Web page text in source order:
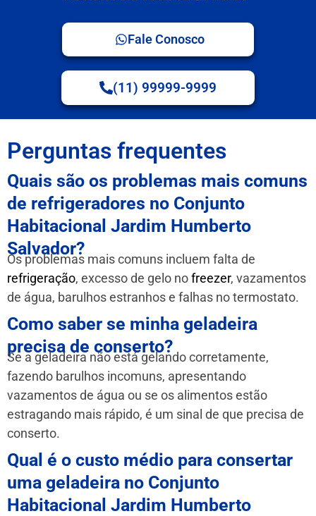
Fale Conosco
(11) 99999-9999
Perguntas frequentes
Quais são os problemas mais comuns
de refrigeradores no Conjunto
Habitacional Jardim Humberto
Salvador?
Os problemas mais comuns incluem falta de
refrigeração, excesso de gelo nofreezer, vazamentos
de água, barulhos estranhos e falhas no termostato.
Como saber se minha geladeira
precisa de conserto?
Se a geladeira não está gelando corretamente,
fazendo barulhos incomuns, apresentando
vazamentos de água ou se os alimentos estão
estragando mais rápido, é um sinal de que precisa de
conserto.
Qual é o custo médio para consertar
uma geladeira no Conjunto
Habitacional Jardim Humberto